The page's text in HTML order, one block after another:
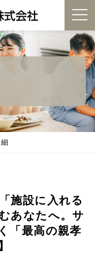
t
g
g
l
i
g
a
施設に入れる
あなたへ。サ
「最高の親孝